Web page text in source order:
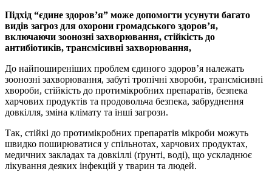
Підхід “єдине здоров’я” може допомогти усунути багато
видів загроз для охорони громадського здоров’я,
включаючи зоонозні захворювання, стійкість до
антибіотиків, трансмісивні захворювання,
До найпоширеніших проблем єдиного здоров’я належать
зоонозні захворювання, забуті тропічні хвороби, трансмісивні
хвороби, стійкість до протимікробних препаратів, безпека
харчових продуктів та продовольча безпека, забруднення
довкілля, зміна клімату та інші загрози.
Так, стійкі до протимікробних препаратів мікроби можуть
швидко поширюватися у спільнотах, харчових продуктах,
медичних закладах та довкіллі (ґрунті, воді), що ускладнює
лікування деяких інфекцій у тварин та людей.